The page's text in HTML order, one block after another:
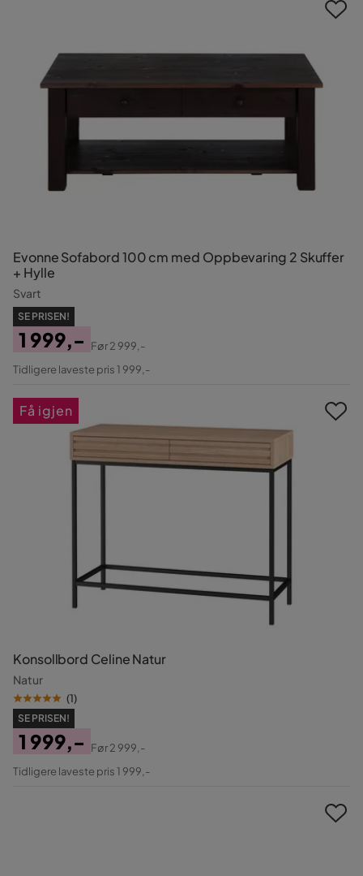
Evonne Sofabord 100 cm med Oppbevaring 2 Skuffer
+ Hylle
Svart
SE PRISEN!
Pris
1 999,-
Original
Før2 999,-
Tidligere laveste pris 1 999,-
Konsollbord Celine Natur
Natur
(1)
SE PRISEN!
Pris
1 999,-
Original
Før2 999,-
Tidligere laveste pris 1 999,-
Få igjen